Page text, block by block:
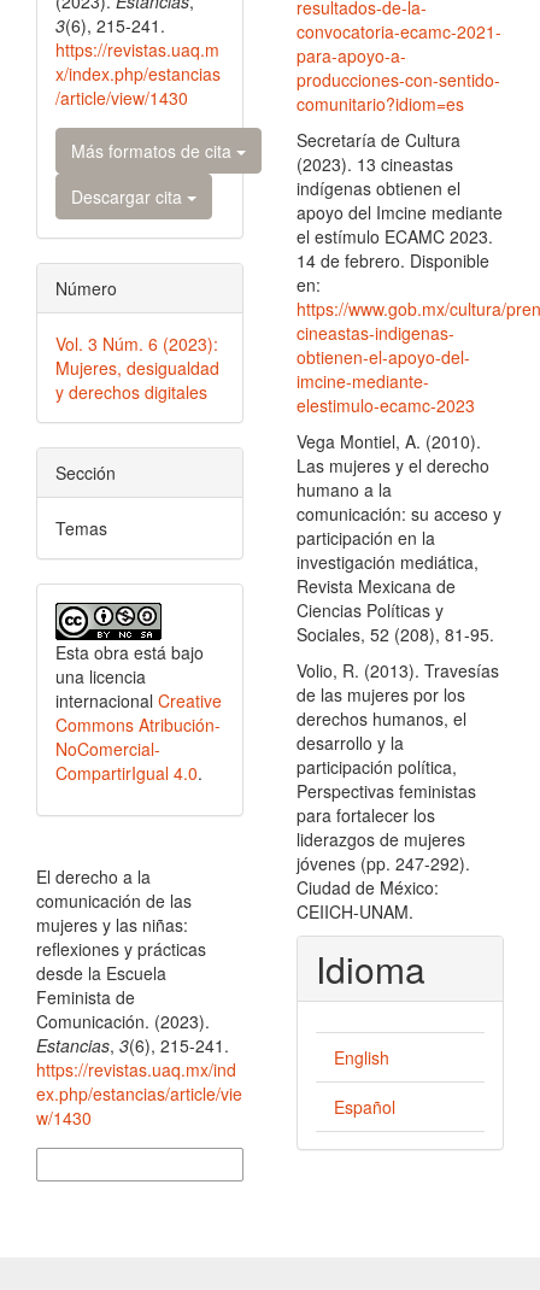
3(6), 215-241.
https://revistas.uaq.m
x/index.php/estancias
/article/view/1430
Más formatos de cita
Descargar cita
Número
Vol. 3 Núm. 6 (2023):
Mujeres, desigualdad
y derechos digitales
Sección
Temas
Esta obra está bajo
una licencia
internacional Creative
Commons Atribución-
NoComercial-
CompartirIgual 4.0.
El derecho a la
comunicación de las
mujeres y las niñas:
reflexiones y prácticas
desde la Escuela
Feminista de
Comunicación. (2023).
Estancias, 3(6), 215-241.
https://revistas.uaq.mx/ind
ex.php/estancias/article/vie
w/1430
resultados-de-la-
convocatoria-ecamc-2021-
para-apoyo-a-
producciones-con-sentido-
comunitario?idiom=es
Secretaría de Cultura
(2023). 13 cineastas
indígenas obtienen el
apoyo del Imcine mediante
el estímulo ECAMC 2023.
14 de febrero. Disponible
en:
https://www.gob.mx/cultura/
cineastas-indigenas-
obtienen-el-apoyo-del-
imcine-mediante-
elestimulo-ecamc-2023
Vega Montiel, A. (2010).
Las mujeres y el derecho
humano a la
comunicación: su acceso y
participación en la
investigación mediática,
Revista Mexicana de
Ciencias Políticas y
Sociales, 52 (208), 81-95.
Volio, R. (2013). Travesías
de las mujeres por los
derechos humanos, el
desarrollo y la
participación política,
Perspectivas feministas
para fortalecer los
liderazgos de mujeres
jóvenes (pp. 247-292).
Ciudad de México:
CEIICH-UNAM.
Idioma
English
Español